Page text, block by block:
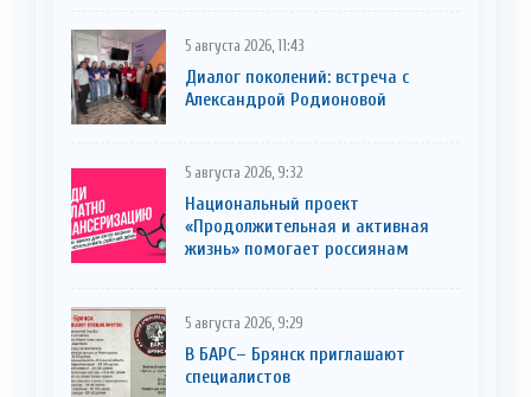
5 августа 2026, 11:43
Диалог поколений: встреча с
Александрой Родионовой
5 августа 2026, 9:32
Национальный проект
«Продолжительная и активная
жизнь» помогает россиянам
5 августа 2026, 9:29
В БАРС– Брянcк приглaшают
cпециaлистoв